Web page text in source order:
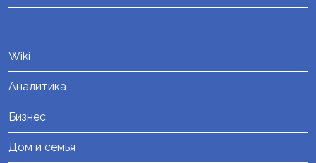
Wiki
Аналитика
Бизнес
Дом и семья